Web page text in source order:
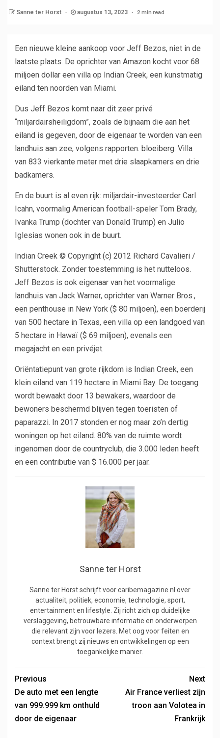
Sanne ter Horst augustus 13, 2023 2 min read
Een nieuwe kleine aankoop voor Jeff Bezos, niet in de
laatste plaats. De oprichter van Amazon kocht voor 68
miljoen dollar een villa op Indian Creek, een kunstmatig
eiland ten noorden van Miami.
Dus Jeff Bezos komt naar dit zeer privé
“miljardairsheiligdom”, zoals de bijnaam die aan het
eiland is gegeven, door de eigenaar te worden van een
landhuis aan zee, volgens rapporten. bloeiberg. Villa
van 833 vierkante meter met drie slaapkamers en drie
badkamers.
En de buurt is al even rijk: miljardair-investeerder Carl
Icahn, voormalig American football-speler Tom Brady,
Ivanka Trump (dochter van Donald Trump) en Julio
Iglesias wonen ook in de buurt.
Indian Creek © Copyright (c) 2012 Richard Cavalieri /
Shutterstock. Zonder toestemming is het nutteloos.
Jeff Bezos is ook eigenaar van het voormalige
landhuis van Jack Warner, oprichter van Warner Bros.,
een penthouse in New York ($ 80 miljoen), een boerderij
van 500 hectare in Texas, een villa op een landgoed van
5 hectare in Hawaï ($ 69 miljoen), evenals een
megajacht en een privéjet.
Oriëntatiepunt van grote rijkdom is Indian Creek, een
klein eiland van 119 hectare in Miami Bay. De toegang
wordt bewaakt door 13 bewakers, waardoor de
bewoners beschermd blijven tegen toeristen of
paparazzi. In 2017 stonden er nog maar zo’n dertig
woningen op het eiland. 80% van de ruimte wordt
ingenomen door de countryclub, die 3.000 leden heeft
en een contributie van $ 16.000 per jaar.
Sanne ter Horst
Sanne ter Horst schrijft voor caribemagazine.nl over
actualiteit, politiek, economie, technologie, sport,
entertainment en lifestyle. Zij richt zich op duidelijke
verslaggeving, betrouwbare informatie en onderwerpen
die relevant zijn voor lezers. Met oog voor feiten en
context brengt zij nieuws en ontwikkelingen op een
toegankelijke manier.
Previous
De auto met een lengte
van 999.999 km onthuld
door de eigenaar
Next
Air France verliest zijn
troon aan Volotea in
Frankrijk